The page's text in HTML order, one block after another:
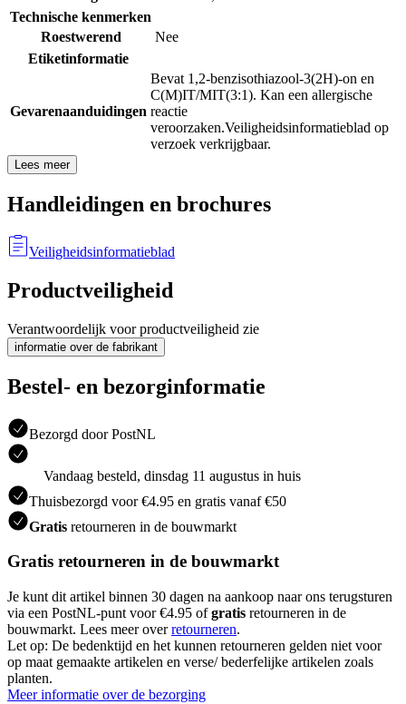
Technische kenmerken
Roestwerend
Nee
Etiketinformatie
Gevarenaanduidingen
Bevat 1,2-benzisothiazool-3(2H)-on en
C(M)IT/MIT(3:1). Kan een allergische
reactie
veroorzaken.Veiligheidsinformatieblad op
verzoek verkrijgbaar.
Lees meer
Handleidingen en brochures
Veiligheidsinformatieblad
Productveiligheid
Verantwoordelijk voor productveiligheid zie
informatie over de fabrikant
Bestel- en bezorginformatie
Bezorgd door PostNL
Vandaag besteld, dinsdag 11 augustus in huis
Thuisbezorgd voor €4.95 en gratis vanaf €50
Gratis retourneren in de bouwmarkt
Gratis retourneren in de bouwmarkt
Je kunt dit artikel binnen 30 dagen na aankoop naar ons terugsturen
via een PostNL-punt voor €4.95 ofgratis retourneren in de
bouwmarkt. Lees meer overretourneren.
Let op: De bedenktijd en het kunnen retourneren gelden niet voor
op maat gemaakte artikelen en verse/ bederfelijke artikelen zoals
planten.
Meer informatie over de bezorging